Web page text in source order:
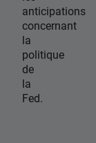
anticipations
concernant
la
politique
de
la
Fed.